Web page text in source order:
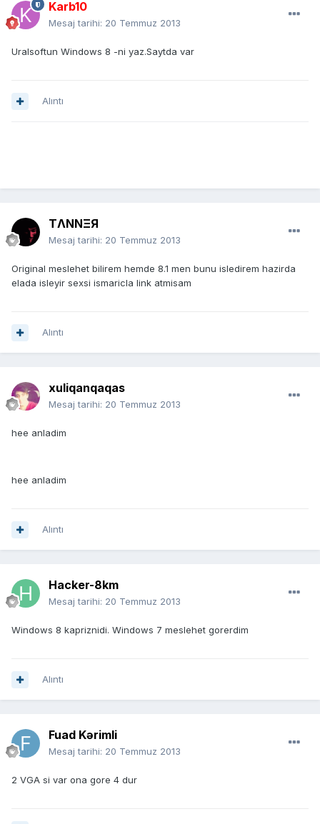
Karb10
Mesaj tarihi: 20 Temmuz 2013
Uralsoftun Windows 8 -ni yaz.Saytda var
Alıntı
TΛNNΞЯ
Mesaj tarihi: 20 Temmuz 2013
Original meslehet bilirem hemde 8.1 men bunu isledirem hazirda
elada isleyir sexsi ismaricla link atmisam
Alıntı
xuliqanqaqas
Mesaj tarihi: 20 Temmuz 2013
hee anladim
hee anladim
Alıntı
Hacker-8km
Mesaj tarihi: 20 Temmuz 2013
Windows 8 kapriznidi. Windows 7 meslehet gorerdim
Alıntı
Fuad Kərimli
Mesaj tarihi: 20 Temmuz 2013
2 VGA si var ona gore 4 dur